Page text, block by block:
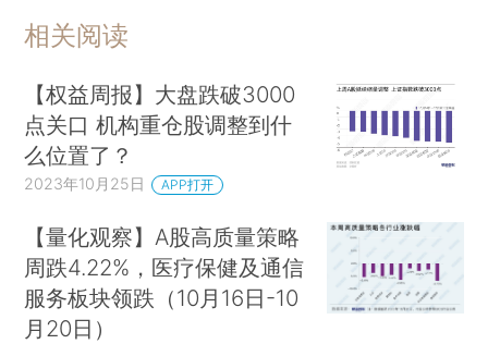
相关阅读
【权益周报】大盘跌破3000
点关口 机构重仓股调整到什
么位置了？
2023年10月25日 APP打开
【量化观察】A股高质量策略
周跌4.22%，医疗保健及通信
服务板块领跌（10月16日-10
月20日）